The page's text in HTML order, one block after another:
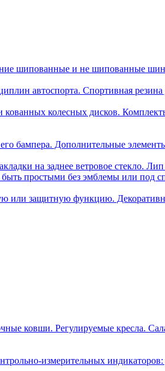
шипованные и не шипованные
автоспорта. Спортивная резина
колесных дисков.
бампера. Дополнительные
на заднее ветровое стекло.
быть простыми без эмблемы или
или защитную функцию.
ковши. Регулируемые кресла.
измерительных